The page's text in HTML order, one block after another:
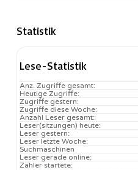
Statistik
Lese-Statistik
Anz. Zugriffe gesamt:
Heutige Zugriffe:
Zugriffe gestern:
Zugriffe diese Woche:
Anzahl Leser gesamt:
Leser(sitzungen) heute:
Leser gestern:
Leser letzte Woche:
Suchmaschinen
Leser gerade online:
Zähler startete: